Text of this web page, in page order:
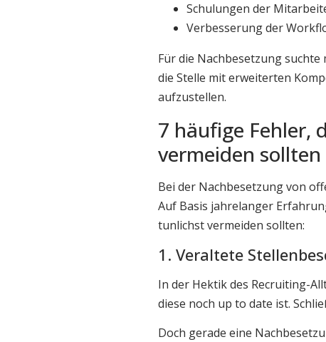
Schulungen der
Verbesserung der
Für die Nachbesetzung
die Stelle mit erweiterten
aufzustellen.
7 häufige Fehler,
vermeiden sollten
Bei der Nachbesetzung von
Auf Basis jahrelanger
tunlichst vermeiden sollten:
1. Veraltete
In der Hektik des Recruiting-
diese noch up to date ist.
Doch gerade eine